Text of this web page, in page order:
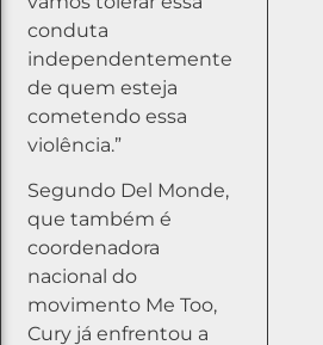
conduta
independentemente
de quem esteja
cometendo essa
violência.”
Segundo Del Monde,
que também é
coordenadora
nacional do
movimento Me Too,
Cury já enfrentou a